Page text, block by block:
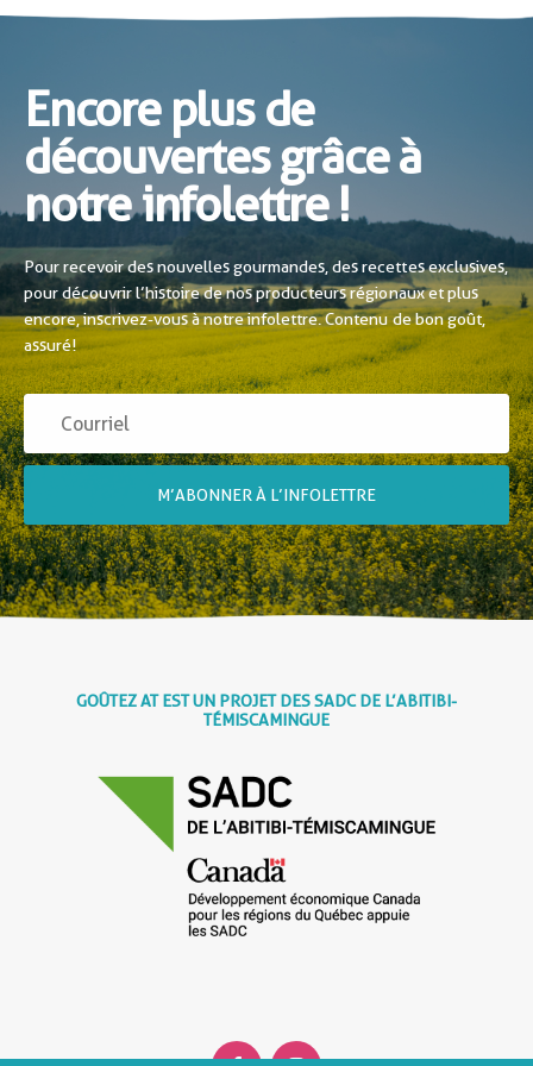
Encore plus de
découvertes grâce à
notre infolettre !
Pour recevoir des nouvelles gourmandes, des recettes exclusives,
pour découvrir l’histoire de nos producteurs régionaux et plus
encore, inscrivez-vous à notre infolettre. Contenu de bon goût,
assuré!
M’ABONNER À L’INFOLETTRE
GOÛTEZ AT EST UN PROJET DES SADC DE L’ABITIBI-
TÉMISCAMINGUE